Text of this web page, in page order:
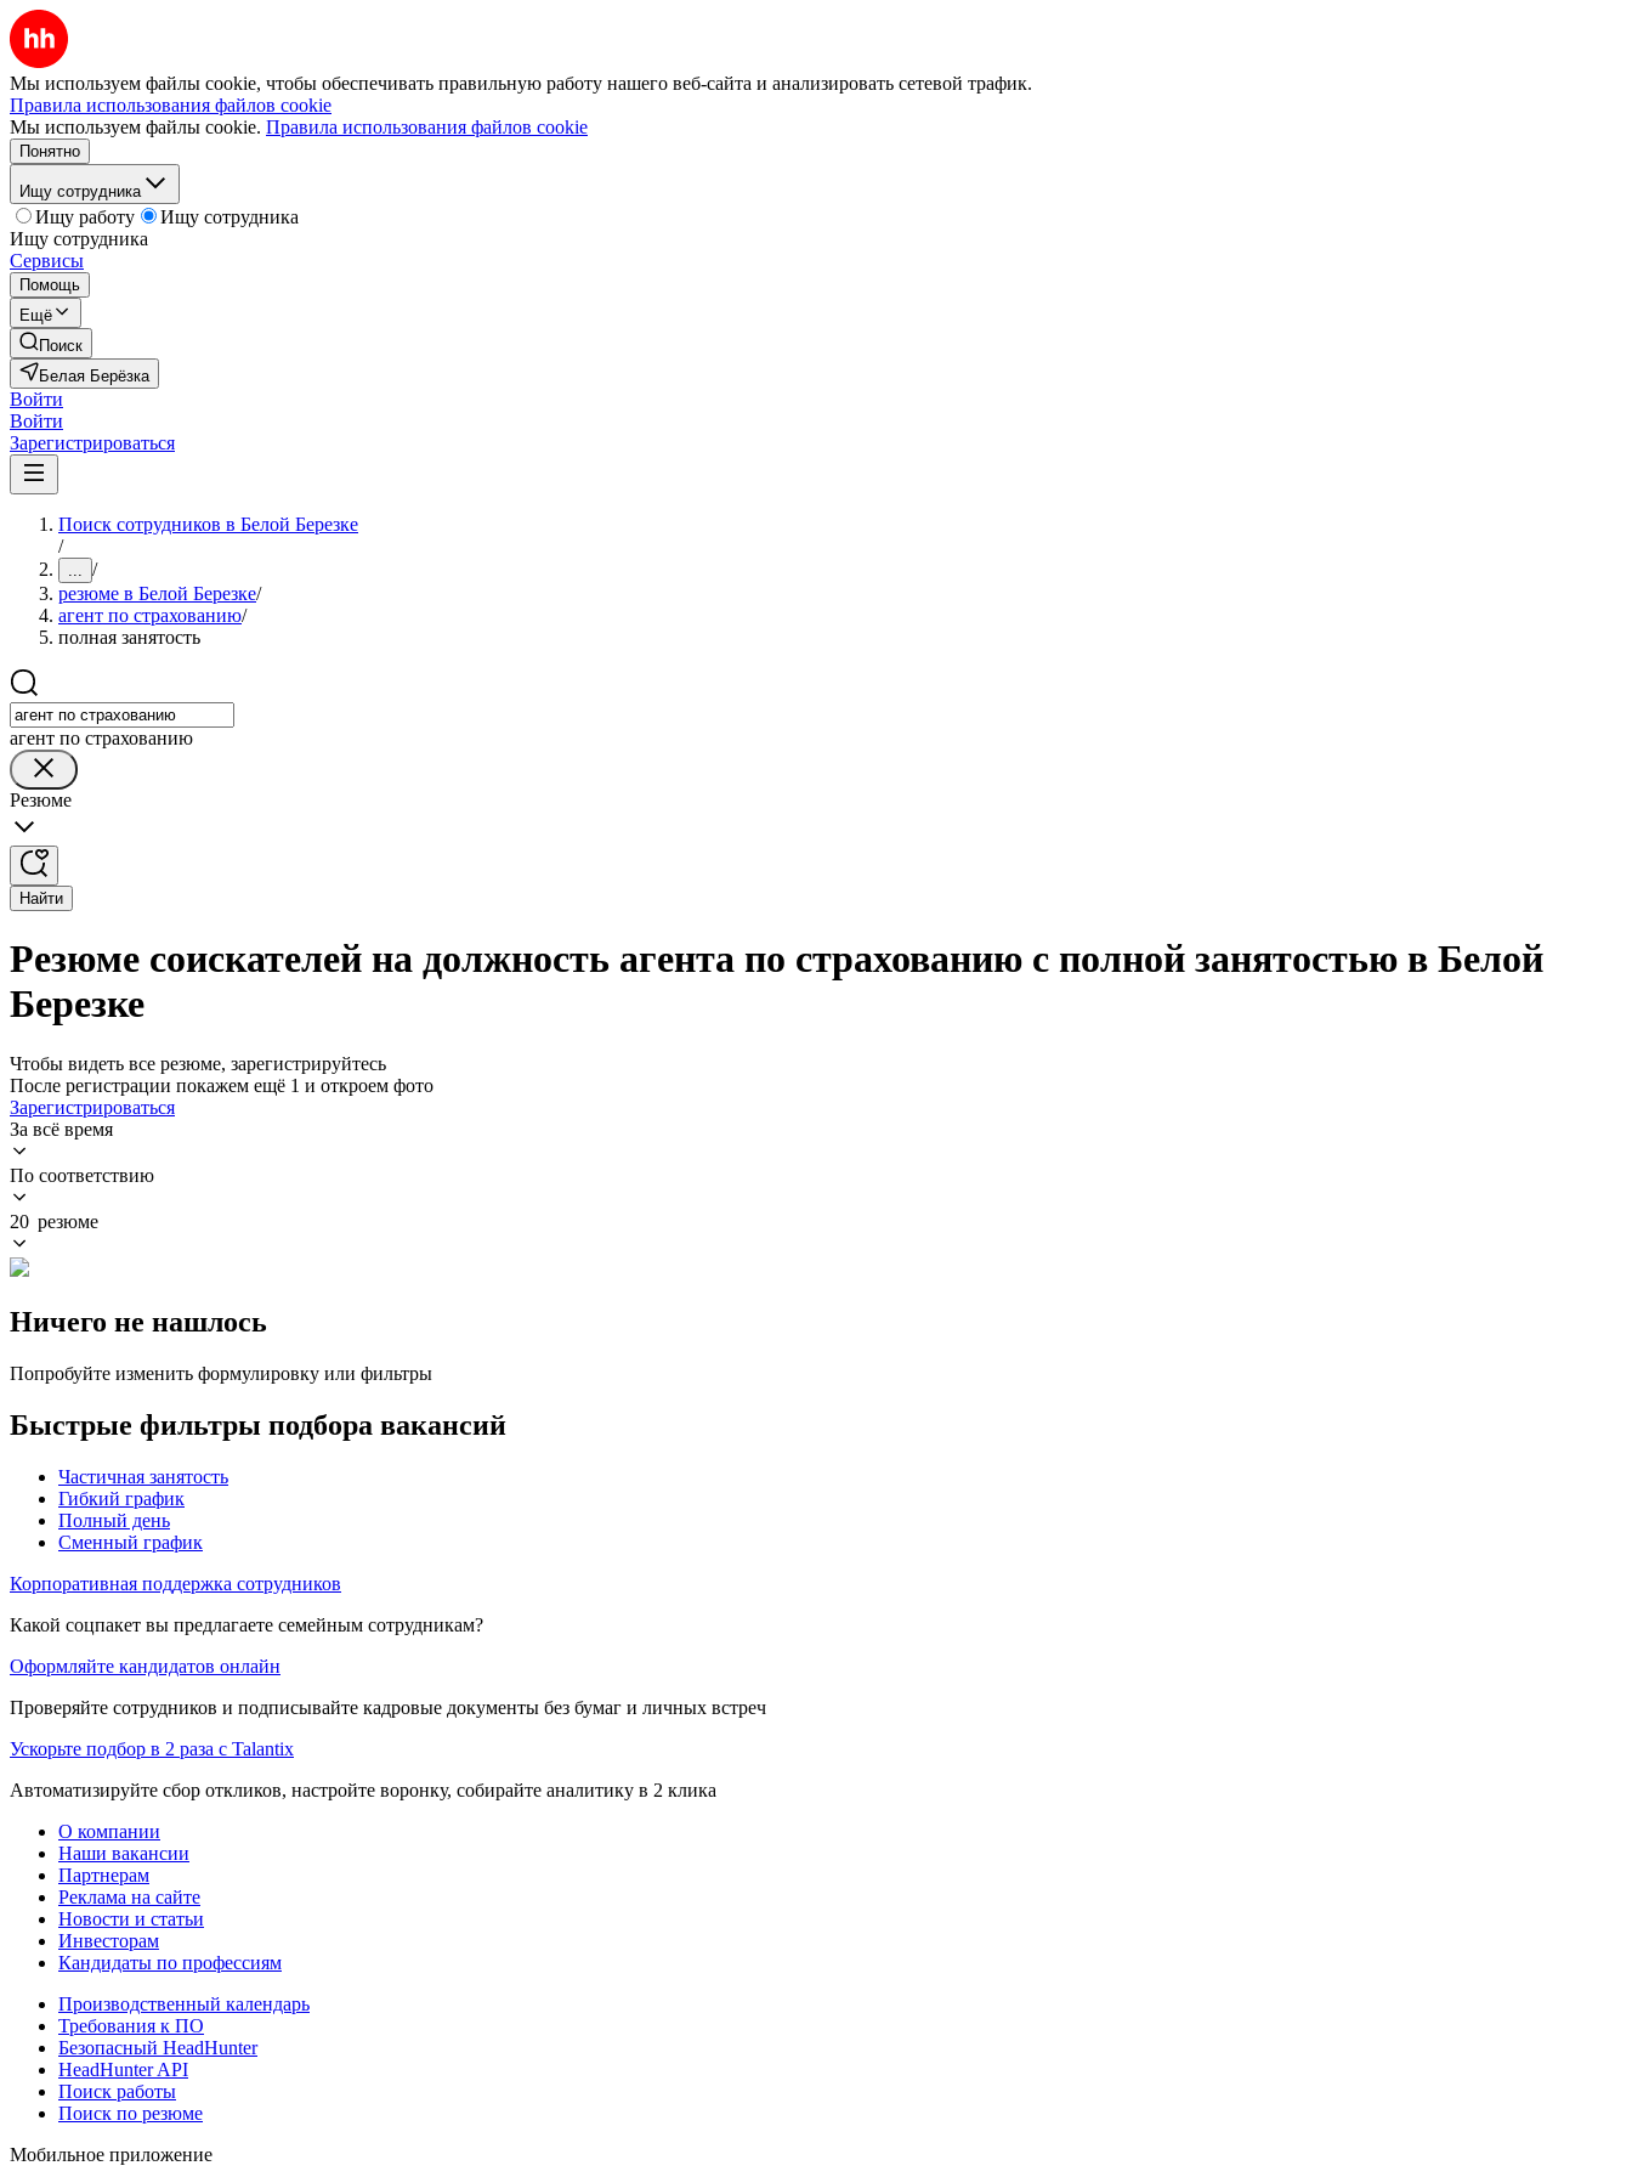
Мы используем файлы cookie, чтобы обеспечивать правильную работу нашего веб-сайта и анализировать сетевой трафик.
Правила использования файлов cookie
Мы используем файлы cookie. Правила использования файлов cookie
Понятно
Ищу сотрудника
Ищу работу
Ищу сотрудника
Ищу сотрудника
Сервисы
Помощь
Ещё
Поиск
Белая Берёзка
Войти
Войти
Зарегистрироваться
Поиск сотрудников в Белой Березке
/
... /
резюме в Белой Березке/
агент по страхованию/
полная занятость
агент по страхованию
Резюме
Найти
Резюме соискателей на должность агента по страхованию с полной занятостью в Белой
Березке
Чтобы видеть все резюме, зарегистрируйтесь
После регистрации покажем ещё 1 и откроем фото
Зарегистрироваться
За всё время
По соответствию
20 резюме
Ничего не нашлось
Попробуйте изменить формулировку или фильтры
Быстрые фильтры подбора вакансий
Частичная занятость
Гибкий график
Полный день
Сменный график
Корпоративная поддержка сотрудников
Какой соцпакет вы предлагаете семейным сотрудникам?
Оформляйте кандидатов онлайн
Проверяйте сотрудников и подписывайте кадровые документы без бумаг и личных встреч
Ускорьте подбор в 2 раза с Talantix
Автоматизируйте сбор откликов, настройте воронку, собирайте аналитику в 2 клика
О компании
Наши вакансии
Партнерам
Реклама на сайте
Новости и статьи
Инвесторам
Кандидаты по профессиям
Производственный календарь
Требования к ПО
Безопасный HeadHunter
HeadHunter API
Поиск работы
Поиск по резюме
Мобильное приложение